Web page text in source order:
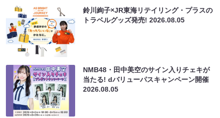
鈴川絢子×JR東海リテイリング・プラスの
トラベルグッズ発売!2026.08.05
NMB48・田中美空のサイン入りチェキが
当たる! dバリューパスキャンペーン開催
2026.08.05